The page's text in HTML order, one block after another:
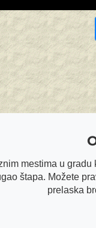
mestima u
štapa. Možete
prelaska